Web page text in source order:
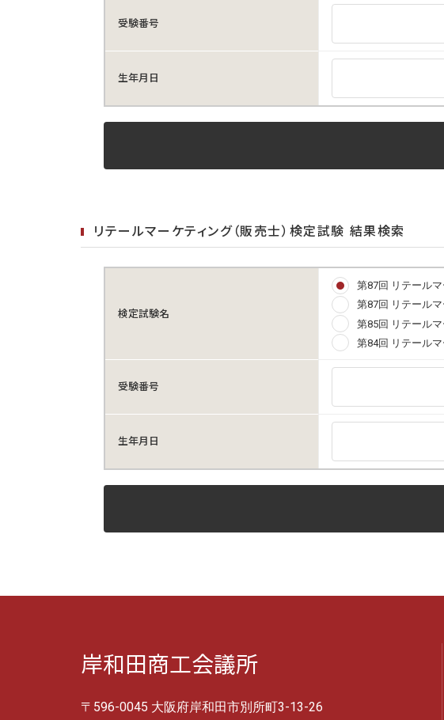
受験番号
生年月日
リテールマーケティング（販売士）検定試験 結果検索
検定試験名
第87回 リテール
第87回 リテール
第85回 リテール
第84回 リテール
受験番号
生年月日
岸和田商工会議所
〒596-0045 大阪府岸和田市別所町3-13-26